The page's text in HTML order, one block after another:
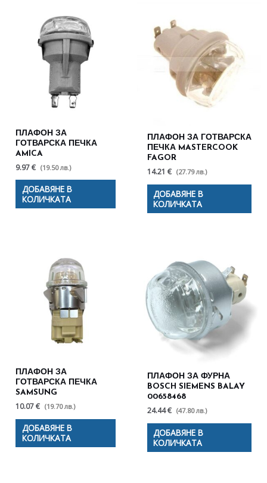
ПЛАФОН ЗА
ГОТВАРСКА ПЕЧКА
AMICA
9.97 € (19.50 лв.)
ДОБАВЯНЕ В
КОЛИЧКАТА
ПЛАФОН ЗА ГОТВАРСКА
ПЕЧКА MASTERCOOK
FAGOR
14.21 € (27.79 лв.)
ДОБАВЯНЕ В
КОЛИЧКАТА
ПЛАФОН ЗА
ГОТВАРСКА ПЕЧКА
SAMSUNG
10.07 € (19.70 лв.)
ДОБАВЯНЕ В
КОЛИЧКАТА
ПЛАФОН ЗА ФУРНА
BOSCH SIEMENS BALAY
00658468
24.44 € (47.80 лв.)
ДОБАВЯНЕ В
КОЛИЧКАТА